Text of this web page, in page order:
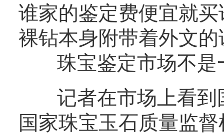
谁家的鉴定费便宜就
裸钻本身附带着外文
珠宝鉴定市场不是
记者在市场上看到
国家珠宝玉石质量监